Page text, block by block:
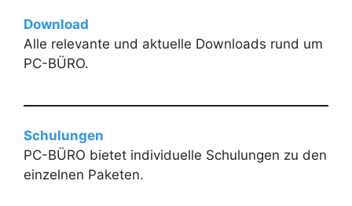
Download
Alle relevante und aktuelle Downloads rund um
PC-BÜRO.
Schulungen
PC-BÜRO bietet individuelle Schulungen zu den
einzelnen Paketen.